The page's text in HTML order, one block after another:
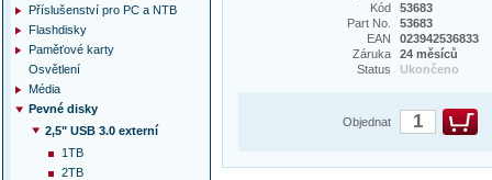
Kód
53683
Part No.
53683
EAN
023942536833
Záruka
24 měsíců
Status
Ukončeno
Objednat
Příslušenství pro PC a NTB
Flashdisky
Paměťové karty
Osvětlení
Média
Pevné disky
2,5" USB 3.0 externí
1TB
2TB